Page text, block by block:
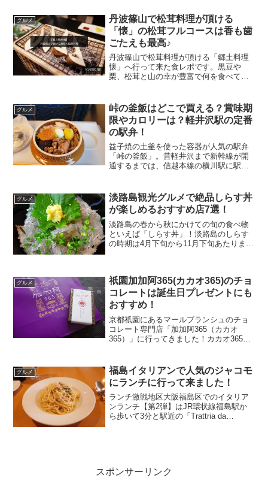
カニ会席のランチが楽しめるお得なセッ
トプランです。城崎...
グルメ
丹波篠山で松茸料理が頂ける
「懐」の松茸フルコースは香も歯
ごたえも最高♪
丹波篠山で松茸料理が頂ける「郷土料理
懐」へ行って来た食レポです。黒豆や
栗、松茸と山の幸が豊富で何を食べても
ーズンに行ってきました。丹波篠山で松
茸料理を頂けるお店といえ...
グルメ
峠の釜飯はどこで買える？賞味期
限やカロリーは？軽井沢駅の定番
の駅弁！
益子焼の土釜を使った容器が人気の駅弁
「峠の釜飯」。昔軽井沢まで新幹線が開
通するまでは、信越本線の横川駅に駅弁
の釜飯を買えるように、横川駅での電車
の停車時間もとられてるほ...
グルメ
淡路島観光グルメで絶品しらす丼
が楽しめるおすすめ店7選！
淡路島の春から秋にかけての旬の食べ物
といえば「しらす丼」！淡路島のしらす
の時期は4月下旬から11月下旬あたりまで
際にしらす丼を食べ...
グルメ
祇園加加阿365(カカオ365)のチョ
コレートは誕生日プレゼントにも
おすすめ！
京都祇園にあるマールブランシュのチョ
コレート専門店「加加阿365（カカオ
365）」に行ってきました！カカオ365と
ね。自分の誕生日のチョコレートもある
し、記念日...
グルメ
福島イタリアンで人気のジャコモ
にランチに行って来ました！
ランチ激戦地区大阪福島区でのイタリア
ンランチ【第2弾】はJR環状線福島駅か
ら歩いて3分と駅近の「Trattria da
スポンサーリンク